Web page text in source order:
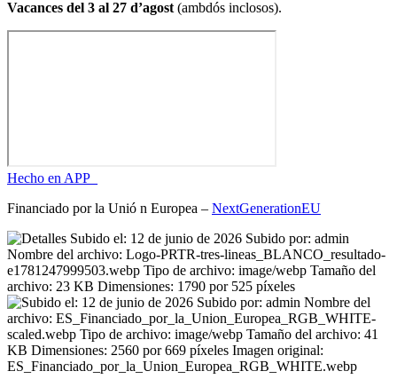
Vacances del 3 al 27 d’agost(ambdós inclosos).
Hecho en APP_
Financiado por la Unió n Europea – NextGenerationEU